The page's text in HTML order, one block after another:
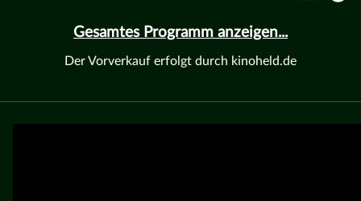
Gesamtes Programm anzeigen...
Der Vorverkauf erfolgt durch kinoheld.de